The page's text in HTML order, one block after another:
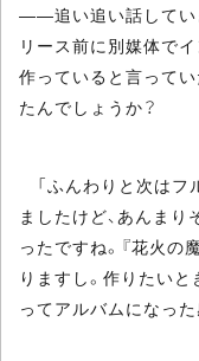
――追い追い話していき
リース前に別媒体で
作っていると言って
たんでしょうか？
「ふんわりと次はフ
ましたけど、あんま
ったですね。『花火の
りますし。作りたい
ってアルバムになった